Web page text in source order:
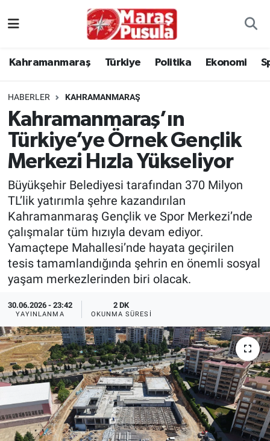
Kahramanmaraş Türkiye Politika Ekonomi
HABERLER KAHRAMANMARAŞ
Kahramanmaraş’ın
Türkiye’ye Örnek Gençlik
Merkezi Hızla Yükseliyor
Büyükşehir Belediyesi tarafından 370 Milyon
TL’lik yatırımla şehre kazandırılan
Kahramanmaraş Gençlik ve Spor Merkezi’nde
çalışmalar tüm hızıyla devam ediyor.
Yamaçtepe Mahallesi’nde hayata geçirilen
tesis tamamlandığında şehrin en önemli sosyal
yaşam merkezlerinden biri olacak.
30.06.2026 - 23:42
YAYINLANMA
2 DK
OKUNMA SÜRESI
Politika
Ekonomi
Spor
Kültür Sanat
Sağlık
İlçeler
MAGAZİN
Bilim, Teknoloji
İstanbul Trafik Yoğunluk Haritası
Süper Lig Puan Durumu ve Fikstür
Tüm Manşetler
Son Dakika Haberleri
Haber Arşivi